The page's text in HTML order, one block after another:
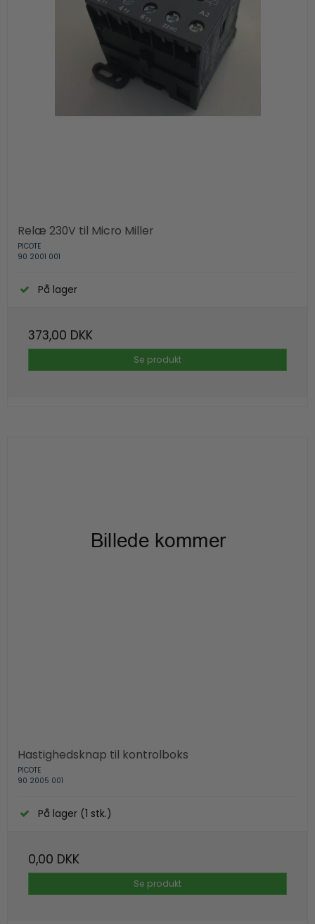
Relæ 230V til Micro Miller
PICOTE
90 2001 001
På lager
373,00 DKK
Se produkt
Hastighedsknap til kontrolboks
PICOTE
90 2005 001
På lager (1 stk.)
0,00 DKK
Se produkt